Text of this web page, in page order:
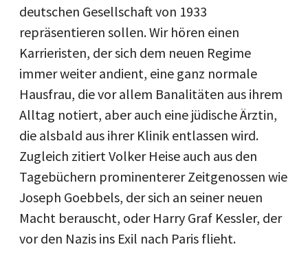
deutschen Gesellschaft von 1933
repräsentieren sollen. Wir hören einen
Karrieristen, der sich dem neuen Regime
immer weiter andient, eine ganz normale
Hausfrau, die vor allem Banalitäten aus ihrem
Alltag notiert, aber auch eine jüdische Ärztin,
die alsbald aus ihrer Klinik entlassen wird.
Zugleich zitiert Volker Heise auch aus den
Tagebüchern prominenterer Zeitgenossen wie
Joseph Goebbels, der sich an seiner neuen
Macht berauscht, oder Harry Graf Kessler, der
vor den Nazis ins Exil nach Paris flieht.